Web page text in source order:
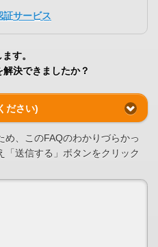
証サービス
す。
決できましたか？
ださい)
、このFAQのわかりづらかっ
「送信する」ボタンをクリック